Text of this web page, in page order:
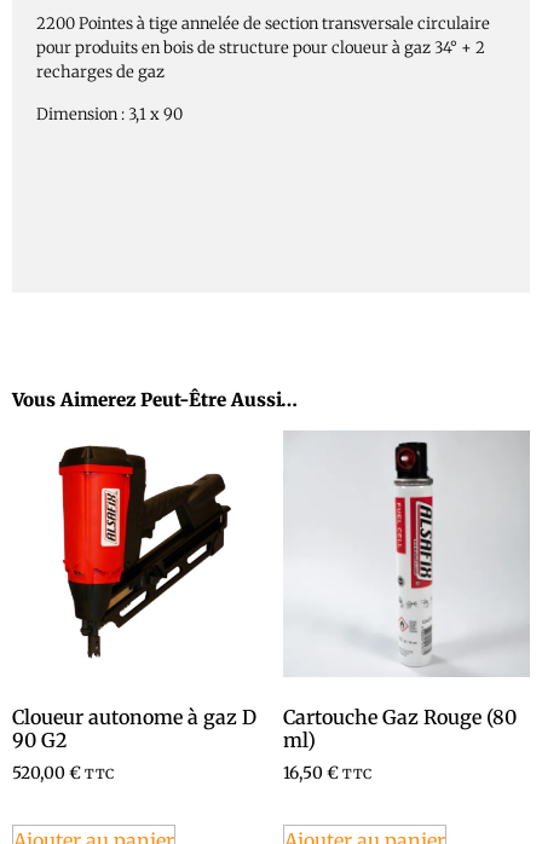
2200 Pointes à tige annelée de section transversale circulaire
pour produits en bois de structure pour cloueur à gaz 34° + 2
recharges de gaz
Dimension : 3,1 x 90
Vous Aimerez Peut-Être Aussi…
Cloueur autonome à gaz D
90 G2
520,00€ TTC
Cartouche Gaz Rouge (80
ml)
16,50€ TTC